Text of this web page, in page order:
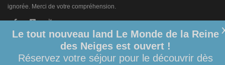
ignorée. Merci de votre compréhension.
Le tout nouveau land Le Monde de la Reine
des Neiges est ouvert !
Réservez votre séjour pour le découvrir dès